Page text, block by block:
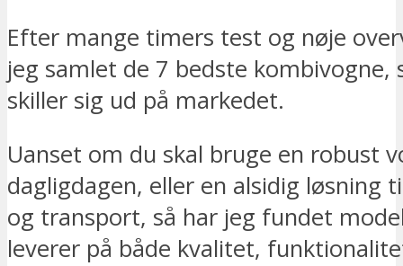
Efter mange timers test og nøje
jeg samlet de 7 bedste kombivogne,
skiller sig ud på markedet.
Uanset om du skal bruge en robust
dagligdagen, eller en alsidig løsning
og transport, så har jeg fundet
leverer på både kvalitet,